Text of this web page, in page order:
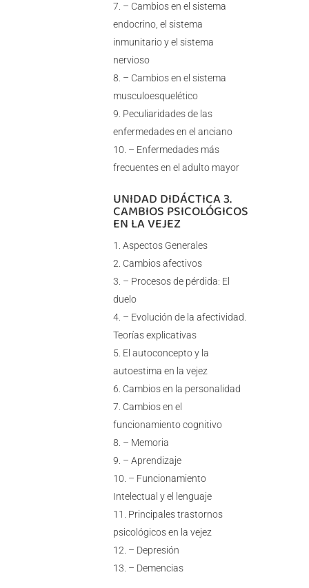
– Cambios en el sistema
endocrino, el sistema
inmunitario y el sistema
nervioso
– Cambios en el sistema
musculoesquelético
Peculiaridades de las
enfermedades en el anciano
– Enfermedades más
frecuentes en el adulto mayor
UNIDAD DIDÁCTICA 3.
CAMBIOS PSICOLÓGICOS
EN LA VEJEZ
Aspectos Generales
Cambios afectivos
– Procesos de pérdida: El
duelo
– Evolución de la afectividad.
Teorías explicativas
El autoconcepto y la
autoestima en la vejez
Cambios en la personalidad
Cambios en el
funcionamiento cognitivo
– Memoria
– Aprendizaje
– Funcionamiento
Intelectual y el lenguaje
Principales trastornos
psicológicos en la vejez
– Depresión
– Demencias